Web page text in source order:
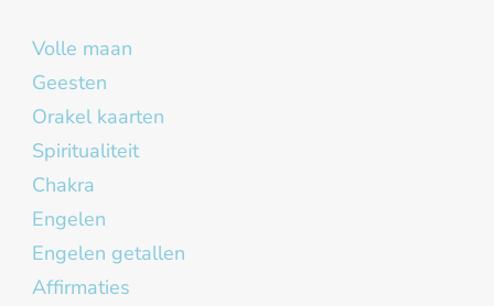
Volle maan
Geesten
Orakel kaarten
Spiritualiteit
Chakra
Engelen
Engelen getallen
Affirmaties